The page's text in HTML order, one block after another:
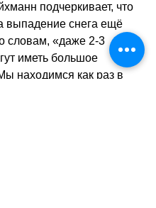
подчеркивает, что
выпадение снега ещё
словам, «даже 2-3
иметь большое
находимся как раз в